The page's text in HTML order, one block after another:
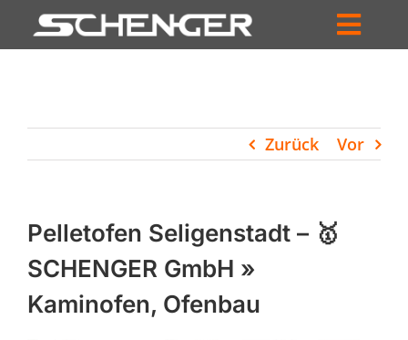
Inhalt
HÄNDLERSUCHE
UNTERNEHMEN
PROFIL
Zurück Vor
Pelletofen Seligenstadt – 🥇
SCHENGER GmbH »
Kaminofen, Ofenbau